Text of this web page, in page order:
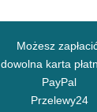
Możesz
dowolna karta
PayPal
Przelewy24